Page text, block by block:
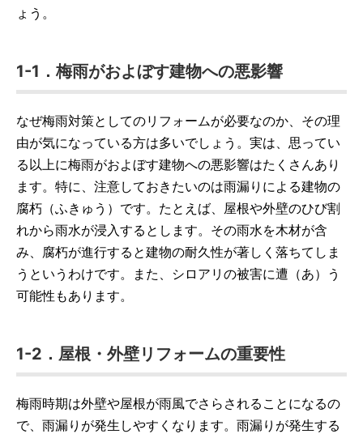
ょう。
1-1．梅雨がおよぼす建物への悪影響
なぜ梅雨対策としてのリフォームが必要なのか、その理
由が気になっている方は多いでしょう。実は、思ってい
る以上に梅雨がおよぼす建物への悪影響はたくさんあり
ます。特に、注意しておきたいのは雨漏りによる建物の
腐朽（ふきゅう）です。たとえば、屋根や外壁のひび割
れから雨水が浸入するとします。その雨水を木材が含
み、腐朽が進行すると建物の耐久性が著しく落ちてしま
うというわけです。また、シロアリの被害に遭（あ）う
可能性もあります。
1-2．屋根・外壁リフォームの重要性
梅雨時期は外壁や屋根が雨風でさらされることになるの
で、雨漏りが発生しやすくなります。雨漏りが発生する